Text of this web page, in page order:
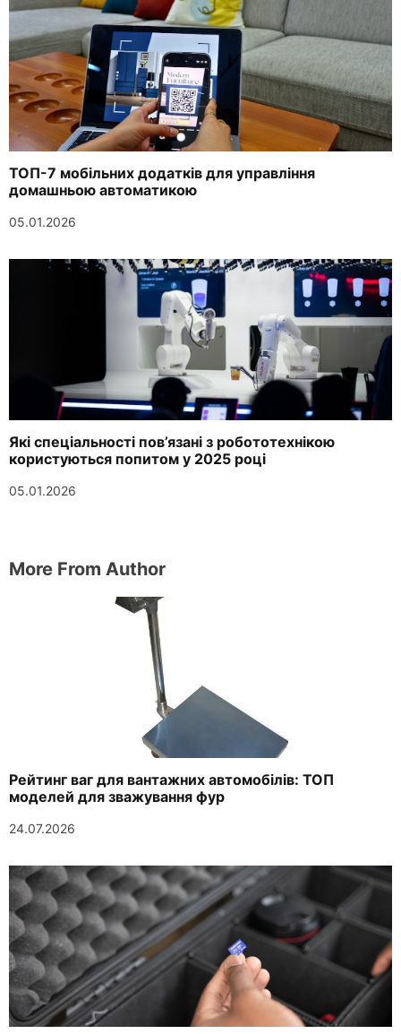
ТОП-7 мобільних додатків для управління
домашньою автоматикою
05.01.2026
Які спеціальності пов’язані з робототехнікою
користуються попитом у 2025 році
05.01.2026
More From Author
Рейтинг ваг для вантажних автомобілів: ТОП
моделей для зважування фур
24.07.2026